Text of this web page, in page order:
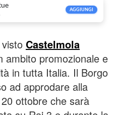
AGGIUNGI
Castelmola
ambito promozionale e
in tutta Italia. Il Borgo
ad approdare alla
ottobre che sarà